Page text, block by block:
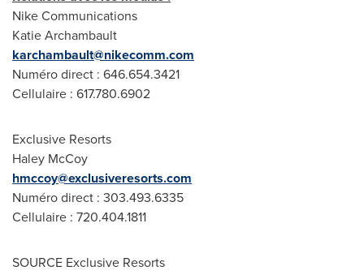
Nike Communications
Katie Archambault
karchambault@nikecomm.com
Numéro direct : 646.654.3421
Cellulaire : 617.780.6902
Exclusive Resorts
Haley McCoy
hmccoy@exclusiveresorts.com
Numéro direct : 303.493.6335
Cellulaire : 720.404.1811
SOURCE Exclusive Resorts